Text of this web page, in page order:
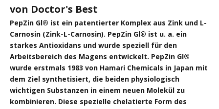
von Doctor's Best
PepZin Gl® ist ein patentierter Komplex aus Zink und L-
Carnosin (Zink-L-Carnosin). PepZin Gl® ist u. a. ein
starkes Antioxidans und wurde speziell für den
Arbeitsbereich des Magens entwickelt. PepZin GI®
wurde erstmals 1983 von Hamari Chemicals in Japan mit
dem Ziel synthetisiert, die beiden physiologisch
wichtigen Substanzen in einem neuen Molekül zu
kombinieren. Diese spezielle chelatierte Form des